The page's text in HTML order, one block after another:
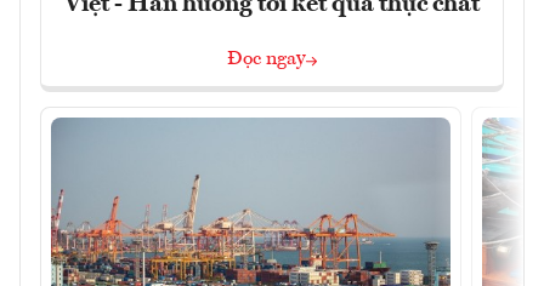
Việt - Hàn hướng tới kết quả thực chất
Đọc ngay